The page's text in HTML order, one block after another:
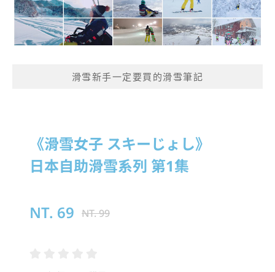
滑雪新手一定要買的滑雪筆記